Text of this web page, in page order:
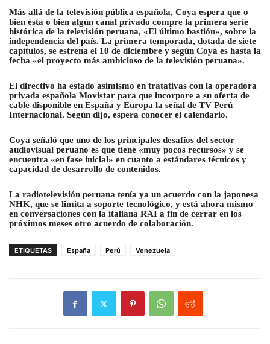
Más allá de la televisión pública española, Coya espera que o
bien ésta o bien algún canal privado compre la primera serie
histórica de la televisión peruana, «El último bastión», sobre la
independencia del país. La primera temporada, dotada de siete
capítulos, se estrena el 10 de diciembre y según Coya es hasta la
fecha «el proyecto más ambicioso de la televisión peruana».
El directivo ha estado asimismo en tratativas con la operadora
privada española Movistar para que incorpore a su oferta de
cable disponible en España y Europa la señal de TV Perú
Internacional. Según dijo, espera conocer el calendario.
Coya señaló que uno de los principales desafíos del sector
audiovisual peruano es que tiene «muy pocos recursos» y se
encuentra «en fase inicial» en cuanto a estándares técnicos y
capacidad de desarrollo de contenidos.
La radiotelevisión peruana tenía ya un acuerdo con la japonesa
NHK, que se limita a soporte tecnológico, y está ahora mismo
en conversaciones con la italiana RAI a fin de cerrar en los
próximos meses otro acuerdo de colaboración.
ETIQUETAS España Perú Venezuela